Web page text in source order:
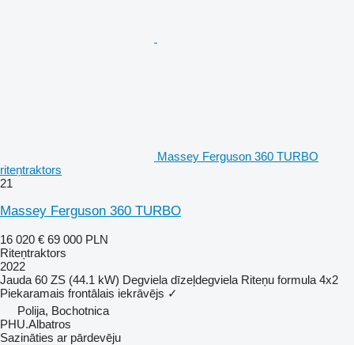
Massey Ferguson 360 TURBO
riteņtraktors
21
Massey Ferguson 360 TURBO
16 020 € 69 000 PLN
Riteņtraktors
2022
Jauda 60 ZS (44.1 kW) Degviela dīzeļdegviela Riteņu formula 4x2
Piekaramais frontālais iekrāvējs ✓
Polija, Bochotnica
PHU.Albatros
Sazināties ar pārdevēju